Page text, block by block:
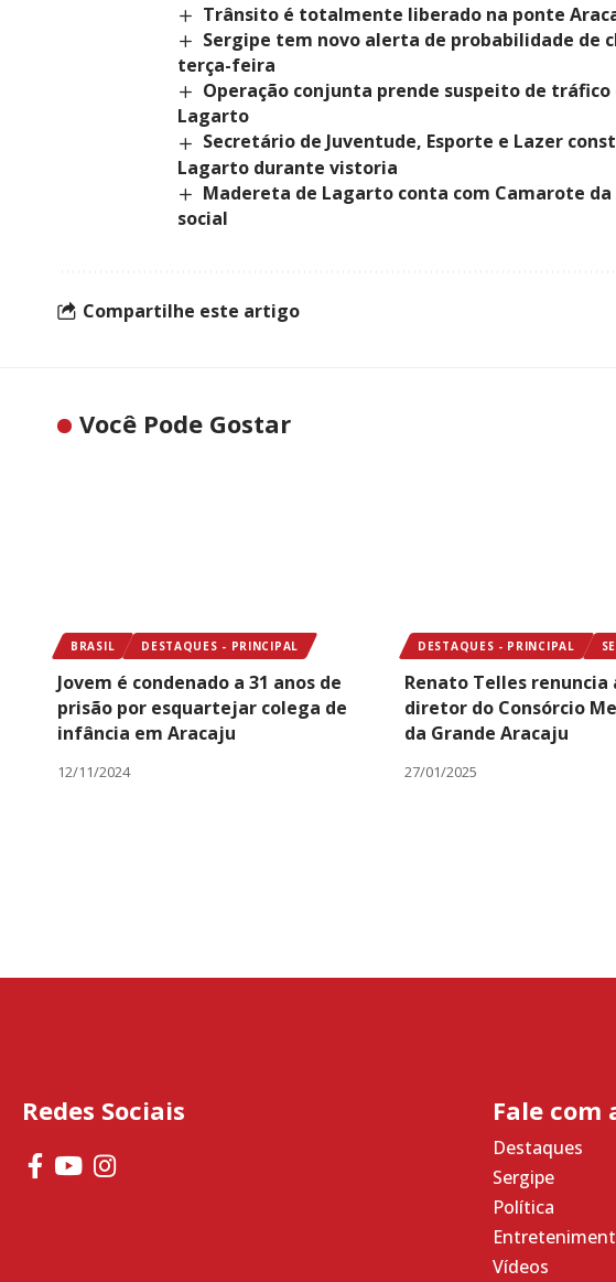
Trânsito é totalmente liberado na ponte
Sergipe tem novo alerta de probabilidade de
terça-feira
Operação conjunta prende suspeito de tráfico
Lagarto
Secretário de Juventude, Esporte e Lazer
Lagarto durante vistoria
Madereta de Lagarto conta com Camarote
social
Compartilhe este artigo
Você Pode Gostar
BRASIL DESTAQUES - PRINCIPAL
Jovem é condenado a 31 anos de
prisão por esquartejar colega de
infância em Aracaju
12/11/2024
DESTAQUES - PRINCIPAL
Renato Telles renuncia
diretor do Consórcio
da Grande Aracaju
27/01/2025
Redes Sociais Fale com
Destaques
Sergipe
Política
Vídeos